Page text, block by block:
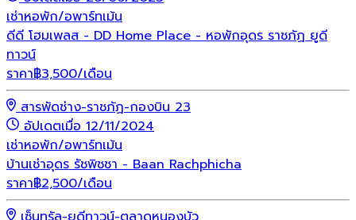
เช่าหอพัก/อพาร์ทเม้น
ดีดี โฮมเพลส - DD Home Place - หอพักอุดร ราชภัฏ ยูดี
ทาวน์
ราคา฿3,500/เดือน
สารพัดช่าง-ราชภัฏ-กองบิน 23
อัปเดตเมื่อ 12/11/2024
เช่าหอพัก/อพาร์ทเม้น
บ้านเช่าอุดร รัชพิชชา - Baan Rachphicha
ราคา฿2,500/เดือน